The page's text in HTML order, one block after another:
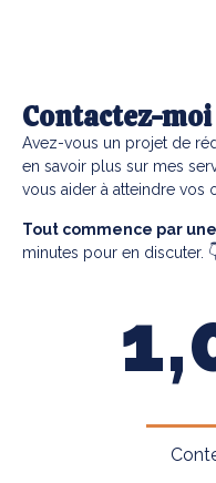
Contactez-
Avez-vous un projet de
en savoir plus sur mes
vous aider à atteindre vos
Tout commence par
minutes pour en discuter.